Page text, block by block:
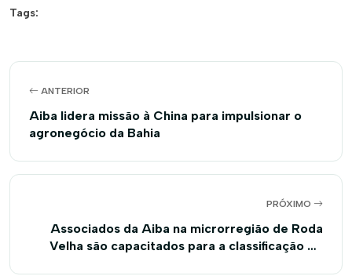
Tags:
ANTERIOR
Aiba lidera missão à China para impulsionar o
agronegócio da Bahia
PRÓXIMO
Associados da Aiba na microrregião de Roda
Velha são capacitados para a classificação de